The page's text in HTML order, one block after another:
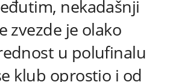
nekadašnji
zvezde je olako
u polufinalu
klub oprostio i od